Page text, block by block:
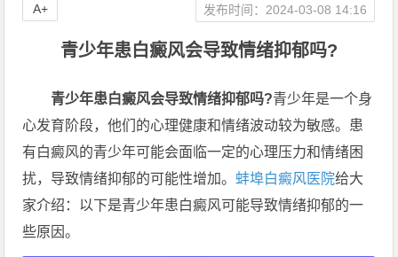
青少年患白癜风会导致情绪抑郁吗?
发布时间：2024-03-08 14:16
A+
青少年患白癜风会导致情绪抑郁吗?青少年是一个身
心发育阶段，他们的心理健康和情绪波动较为敏感。患
有白癜风的青少年可能会面临一定的心理压力和情绪困
扰，导致情绪抑郁的可能性增加。 蚌埠白癜风医院给大
家介绍：以下是青少年患白癜风可能导致情绪抑郁的一
些原因。